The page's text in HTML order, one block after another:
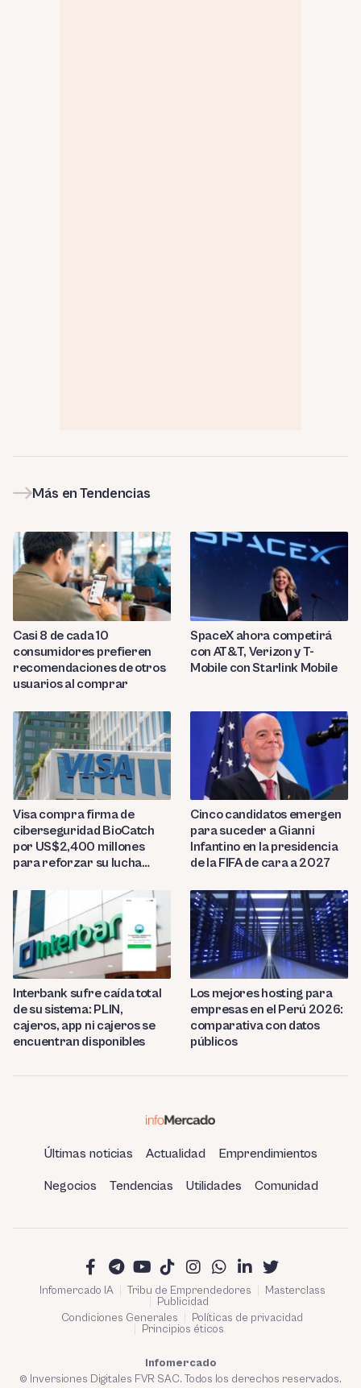
Más en Tendencias
Casi 8 de cada 10
consumidores prefieren
recomendaciones de otros
usuarios al comprar
SpaceX ahora competirá
con AT&T, Verizon y T-
Mobile con Starlink Mobile
Visa compra firma de
ciberseguridad BioCatch
por US$2,400 millones
para reforzar su lucha
Cinco candidatos emergen
para suceder a Gianni
Infantino en la presidencia
de la FIFA de cara a 2027
Interbank sufre caída total
de su sistema: PLIN,
cajeros, app ni cajeros se
encuentran disponibles
Los mejores hosting para
empresas en el Perú 2026:
comparativa con datos
públicos
Últimas noticias Actualidad Emprendimientos
Negocios Tendencias Utilidades Comunidad
Infomercado IA Tribu de Emprendedores
Masterclass
Publicidad
Condiciones Generales
Políticas de privacidad
Principios éticos
Infomercado
© Inversiones Digitales FVR SAC. Todos los derechos reservados.